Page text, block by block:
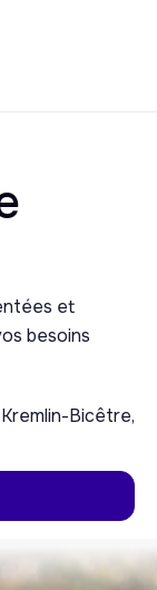
et
besoins
Bicêtre,